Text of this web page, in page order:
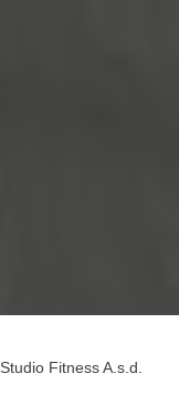
Studio Fitness A.s.d.